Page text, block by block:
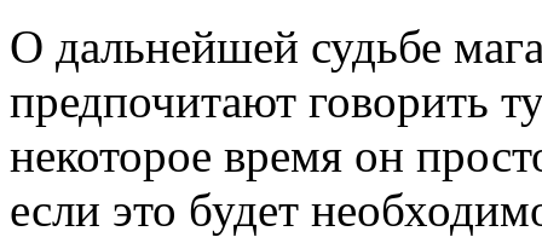
О дальнейшей судьбе
предпочитают говорить
некоторое время он
если это будет